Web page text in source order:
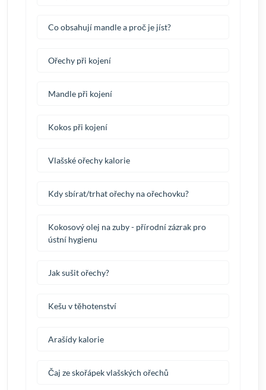
Co obsahují mandle a proč je jíst?
Ořechy při kojení
Mandle při kojení
Kokos při kojení
Vlašské ořechy kalorie
Kdy sbírat/trhat ořechy na ořechovku?
Kokosový olej na zuby - přírodní zázrak pro
ústní hygienu
Jak sušit ořechy?
Kešu v těhotenství
Arašídy kalorie
Čaj ze skořápek vlašských ořechů